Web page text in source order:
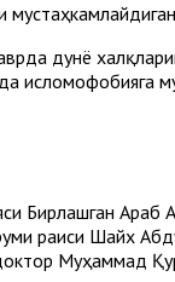
дунё
исломофобияга
Бирлашган
раиси Шайх
Муҳаммад